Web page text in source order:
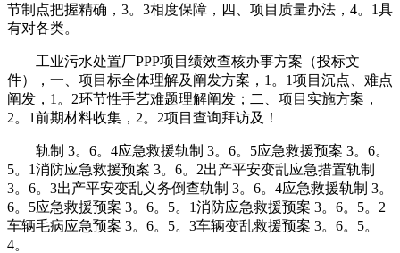
节制点把握精确，3。3相度保障，四、项目质量办法，4。1具
有对各类。
工业污水处置厂PPP项目绩效查核办事方案（投标文
件），一、项目标全体理解及阐发方案，1。1项目沉点、难点
阐发，1。2环节性手艺难题理解阐发；二、项目实施方案，
2。1前期材料收集，2。2项目查询拜访及！
轨制 3。6。4应急救援轨制 3。6。5应急救援预案 3。6。
5。1消防应急救援预案 3。6。2出产平安变乱应急措置轨制
3。6。3出产平安变乱义务倒查轨制 3。6。4应急救援轨制 3。
6。5应急救援预案 3。6。5。1消防应急救援预案 3。6。5。2
车辆毛病应急预案 3。6。5。3车辆变乱救援预案 3。6。5。
4。